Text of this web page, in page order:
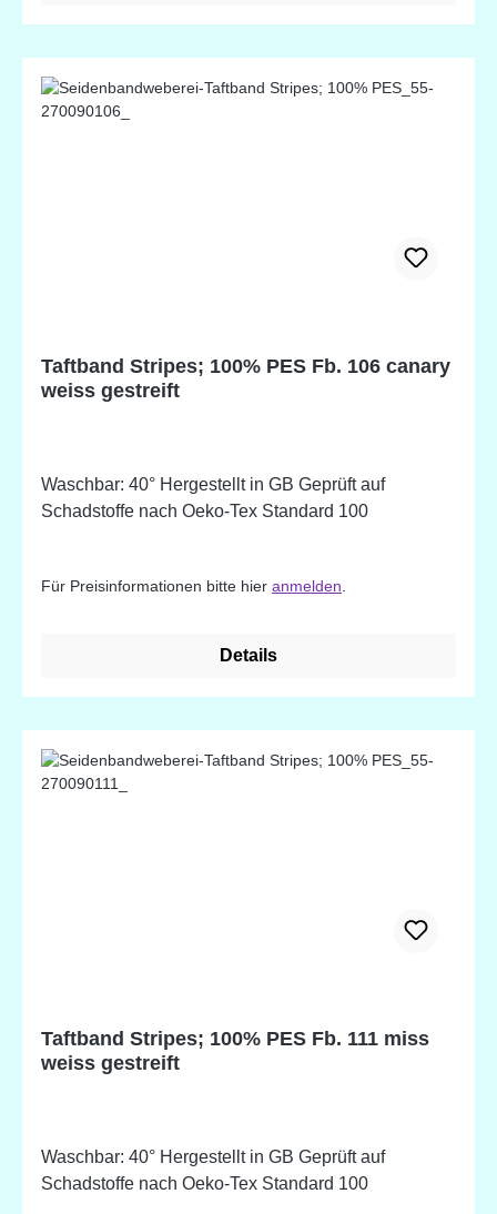
Taftband Stripes; 100% PES Fb. 106 canary
weiss gestreift
Waschbar: 40° Hergestellt in GB Geprüft auf
Schadstoffe nach Oeko-Tex Standard 100
Für Preisinformationen bitte hier anmelden
Details
Taftband Stripes; 100% PES Fb. 111 miss
weiss gestreift
Waschbar: 40° Hergestellt in GB Geprüft auf
Schadstoffe nach Oeko-Tex Standard 100